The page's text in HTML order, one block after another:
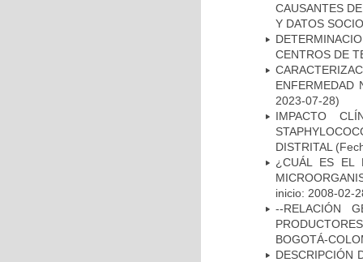
CAUSANTES
Y DATOS
CENTROS DE
ENFERMEDAD
2023-07-28)
IMPACTO
DISTRITAL
¿CUÁL ES EL
inicio: 2008-02-
--RELACIÓN
BOGOTÁ-
DESCRIPCIÓN